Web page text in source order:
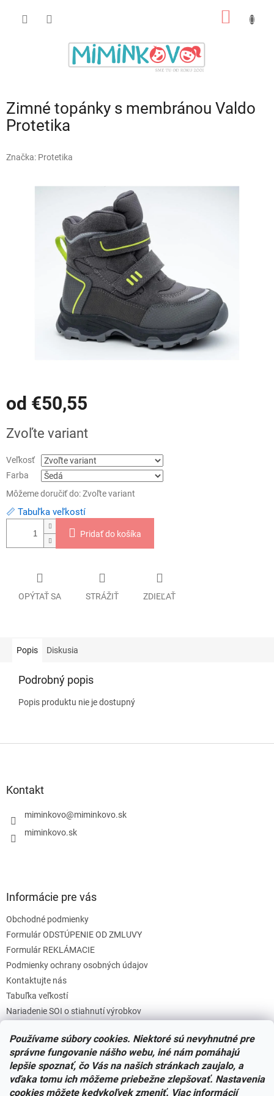
Používame súbory cookies. Niektoré sú nevyhnutné pre
správne fungovanie nášho webu, iné nám pomáhajú
lepšie spoznať, čo Vás na našich stránkach zaujalo, a
vďaka tomu ich môžeme priebežne zlepšovať. Nastavenia
cookies môžete kedykoľvek zmeniť. Viac informácií
Zimné topánky s membránou Valdo
Protetika
Značka: Protetika
od €50,55
cena:
Zvoľte variant
Veľkosť
Farba
Môžeme doručiť do:Zvoľte variant
📏 Tabuľka veľkostí
Pridať do košíka
OPÝTAŤ SA STRÁŽIŤ ZDIEĽAŤ
Popis Diskusia
Podrobný popis
Popis produktu nie je dostupný
Kontakt
miminkovo@miminkovo.sk
miminkovo.sk
Informácie pre vás
Obchodné podmienky
Formulár ODSTÚPENIE OD ZMLUVY
Formulár REKLÁMACIE
Podmienky ochrany osobných údajov
Kontaktujte nás
Tabuľka veľkostí
Nariadenie SOI o stiahnutí výrobkov
Zásady súborov COOKIES
Facebook